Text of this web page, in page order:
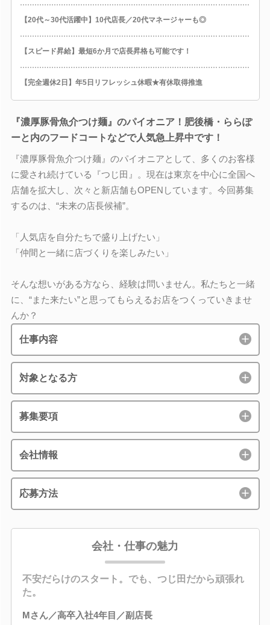
【20代～30代活躍中】10代店長／20代マネージャーも◎
【スピード昇給】最短6か月で店長昇格も可能です！
【完全週休2日】年5日リフレッシュ休暇★有休取得推進
『濃厚豚骨魚介つけ麺』のパイオニア！肥後橋・ららぽ
ーと内のフードコートなどで人気急上昇中です！
『濃厚豚骨魚介つけ麺』のパイオニアとして、多くのお客様
に愛され続けている『つじ田』。現在は東京を中心に全国へ
店舗を拡大し、次々と新店舗もOPENしています。今回募集
するのは、“未来の店長候補”。
「人気店を自分たちで盛り上げたい」
「仲間と一緒に店づくりを楽しみたい」
そんな想いがある方なら、経験は問いません。私たちと一緒
に、“また来たい”と思ってもらえるお店をつくっていきませ
んか？
仕事内容
対象となる方
募集要項
会社情報
応募方法
会社・仕事の魅力
不安だらけのスタート。でも、つじ田だから頑張れ
た。
Mさん／高卒入社4年目／副店長